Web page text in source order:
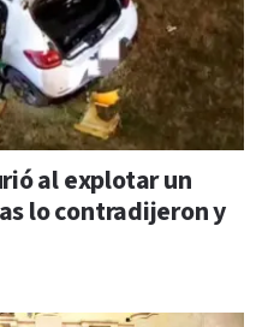
al explotar un
lo contradijeron y